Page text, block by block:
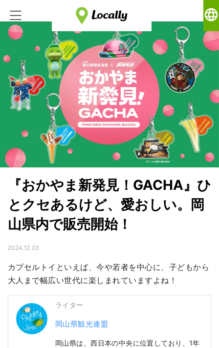
language
『おかやま新発見！GACHA』ひ
とクセあるけど、愛おしい。岡
山県内で販売開始！
2024.12.03
カプセルトイといえば、今や若者を中心に、子どもから
大人まで幅広い世代に楽しまれていますよね！
ライター
岡山県観光連盟
岡山県は、西日本の中央に位置しており、1年